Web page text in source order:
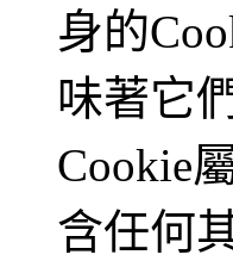
身的
味著它
Cookie
含任何